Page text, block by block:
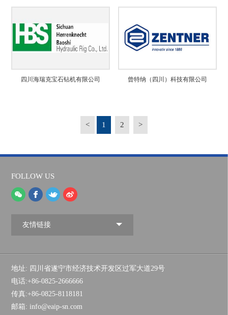
四川海瑞克宝石钻机有限公司 曾特纳（四川）科技有限公司
< 1 2 >
FOLLOW US
友情链接
地址: 四川省遂宁市经济技术开发区过军大道29号
电话:+86-0825-2666666
传真:+86-0825-8118181
邮箱: info@eaip-sn.com